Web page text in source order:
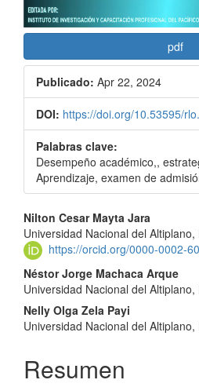
pdf
Publicado: Apr 22, 2024
DOI: https://doi.org/10.53595/
Palabras clave:
Desempeño académico,,
Aprendizaje, examen de
Contenido
principal
del
artículo
Nilton Cesar Mayta Jara
Universidad Nacional del Altiplano,
https://orcid.org/0000-0002-
Néstor Jorge Machaca Arque
Universidad Nacional del Altiplano,
Nelly Olga Zela Payi
Universidad Nacional del Altiplano,
Resumen